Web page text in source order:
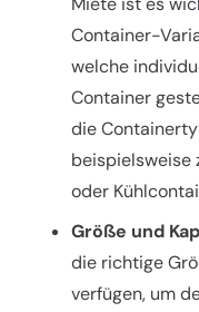
Container-
welche
Container
die
beispielsweise
oder
Größe und
die richtige
verfügen, um